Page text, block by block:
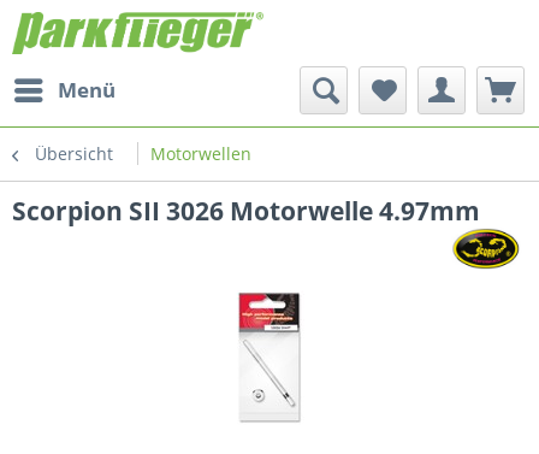
Menü
Übersicht Motorwellen
Scorpion SII 3026 Motorwelle 4.97mm